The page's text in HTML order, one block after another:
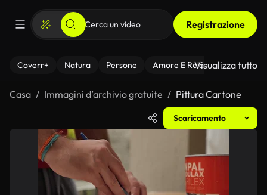
Registrazione
Coverr+ Natura Persone Amore E Relazioni Il
Visualizza tutto
Casa Immagini d’archivio gratuite Pittura Cartone
Scaricamento